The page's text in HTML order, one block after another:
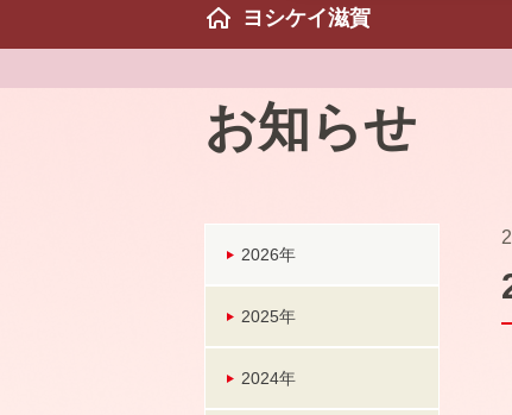
ヨシケイ滋賀
お知らせ
2026年
2025年
2024年